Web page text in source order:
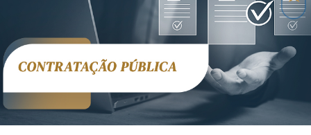
Receba por RSS
Av. Sete de Setembro, 4698
Batel
Curitiba/PR CEP 80240-000